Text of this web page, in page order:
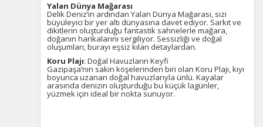
ÇEREZ KULLANIM AYARLARINIZ
Yalan Dünya Mağarası
Delik Deniz’in ardından Yalan Dünya Mağarası, sizi
büyüleyici bir yer altı dünyasına davet ediyor. Sarkıt ve
dikitlerin oluşturduğu fantastik sahnelerle mağara,
doğanın harikalarını sergiliyor. Sessizliği ve doğal
oluşumları, burayı eşsiz kılan detaylardan.
Koru Plajı: Doğal Havuzların Keyfi
Gazipaşa’nın sakin köşelerinden biri olan Koru Plajı, kıyı
boyunca uzanan doğal havuzlarıyla ünlü. Kayalar
arasında denizin oluşturduğu bu küçük lagünler,
yüzmek için ideal bir nokta sunuyor.